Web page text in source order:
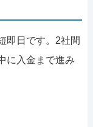
即日です。2社間
に入金まで進み